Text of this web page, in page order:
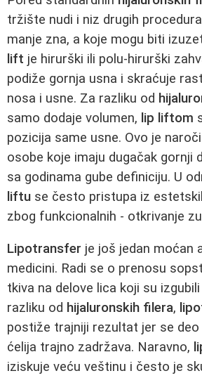
tržište nudi i niz drugih
manje zna, a koje mogu biti
lift je hirurški ili polu-hirurški
podiže gornja usna i skraćuje
nosa i usne. Za razliku od
samo dodaje volumen, lip liftom
pozicija same usne. Ovo je
osobe koje imaju dugačak gornji
sa godinama gube definiciju. U
liftu se često pristupa iz
zbog funkcionalnih - otkrivanje
Lipotransfer je još jedan moćan
medicini. Radi se o prenosu
tkiva na delove lica koji su
razliku od hijaluronskih filera,
postiže trajniji rezultat jer se
ćelija trajno zadržava. Naravno,
iziskuje veću veštinu i često je